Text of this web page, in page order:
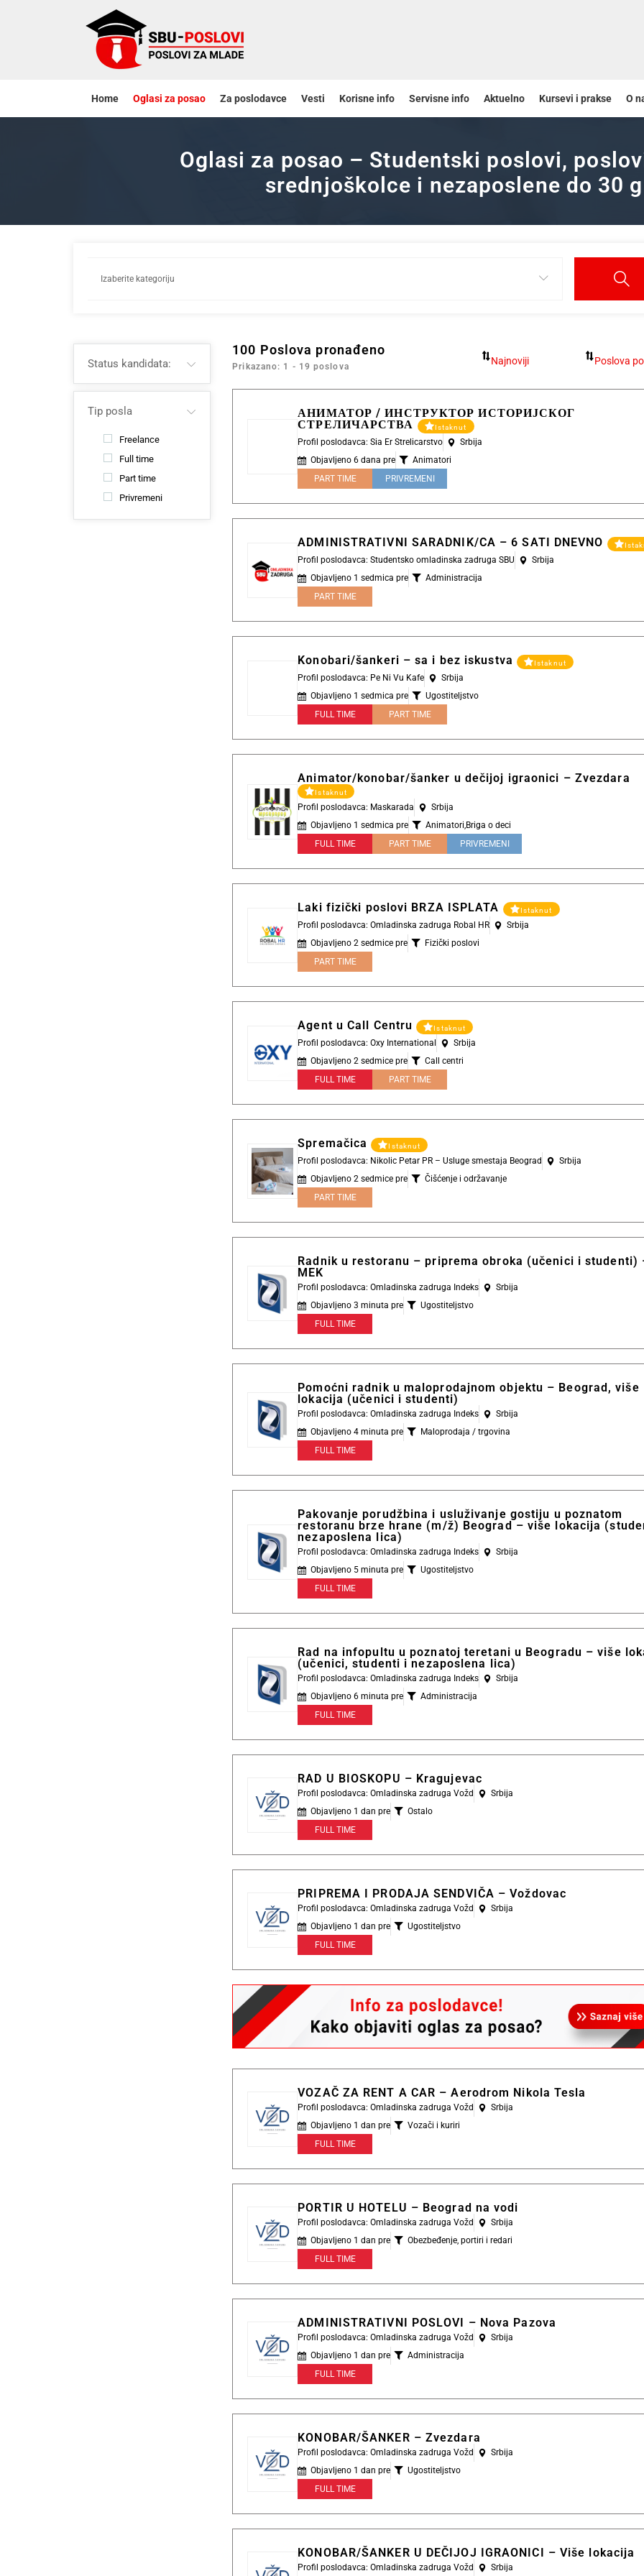
Home Oglasi za posao Za poslodavce Vesti Korisne info Servisne info Aktuelno Kursevi i prakse O
Oglasi za posao – Studentski poslovi,
srednjoškolce i nezaposlene do 30
Status kandidata:
Tip posla
Freelance
Full time
Part time
Privremeni
100 Poslova pronađeno
Prikazano: 1 - 19 poslova
АНИМАТОР / ИНСТРУКТОР ИСТОРИЈСКОГ
СТРЕЛИЧАРСТВА
Istaknut
Profil poslodavca: Sia Er Strelicarstvo
Srbija
Objavljeno 6 dana pre
Animatori
PART TIME
PRIVREMENI
ADMINISTRATIVNI SARADNIK/CA – 6 SATI DNEVNO
Profil poslodavca: Studentsko omladinska zadruga SBU
Srbija
Objavljeno 1 sedmica pre
Administracija
PART TIME
Konobari/šankeri – sa i bez iskustva Istaknut
Profil poslodavca: Pe Ni Vu Kafe
Srbija
Objavljeno 1 sedmica pre
Ugostiteljstvo
FULL TIME
PART TIME
Animator/konobar/šanker u dečijoj igraonici – Zvezdara
Istaknut
Profil poslodavca: Maskarada
Srbija
Objavljeno 1 sedmica pre
Animatori,Briga o deci
FULL TIME
PART TIME PRIVREMENI
Laki fizički poslovi BRZA ISPLATA Istaknut
Profil poslodavca: Omladinska zadruga Robal HR
Srbija
Objavljeno 2 sedmice pre
Fizički poslovi
PART TIME
Agent u Call Centru Istaknut
Profil poslodavca: Oxy International
Srbija
Objavljeno 2 sedmice pre
Call centri
FULL TIME
PART TIME
Spremačica Istaknut
Profil poslodavca: Nikolic Petar PR – Usluge smestaja Beograd
Srbija
Objavljeno 2 sedmice pre
Čišćenje i održavanje
PART TIME
Radnik u restoranu – priprema obroka (učenici i studenti)
MEK
Profil poslodavca: Omladinska zadruga Indeks
Srbija
Objavljeno 3 minuta pre
Ugostiteljstvo
FULL TIME
Pomoćni radnik u maloprodajnom objektu – Beograd, više
lokacija (učenici i studenti)
Profil poslodavca: Omladinska zadruga Indeks
Srbija
Objavljeno 4 minuta pre
Maloprodaja / trgovina
FULL TIME
Pakovanje porudžbina i usluživanje gostiju u poznatom
restoranu brze hrane (m/ž) Beograd – više lokacija
nezaposlena lica)
Profil poslodavca: Omladinska zadruga Indeks
Srbija
Objavljeno 5 minuta pre
Ugostiteljstvo
FULL TIME
Rad na infopultu u poznatoj teretani u Beogradu – više
(učenici, studenti i nezaposlena lica)
Profil poslodavca: Omladinska zadruga Indeks
Srbija
Objavljeno 6 minuta pre
Administracija
FULL TIME
RAD U BIOSKOPU – Kragujevac
Profil poslodavca: Omladinska zadruga Vožd
Srbija
Objavljeno 1 dan pre
Ostalo
FULL TIME
PRIPREMA I PRODAJA SENDVIČA – Voždovac
Profil poslodavca: Omladinska zadruga Vožd
Srbija
Objavljeno 1 dan pre
Ugostiteljstvo
FULL TIME
VOZAČ ZA RENT A CAR – Aerodrom Nikola Tesla
Profil poslodavca: Omladinska zadruga Vožd
Srbija
Objavljeno 1 dan pre
Vozači i kuriri
FULL TIME
PORTIR U HOTELU – Beograd na vodi
Profil poslodavca: Omladinska zadruga Vožd
Srbija
Objavljeno 1 dan pre
Obezbeđenje, portiri i redari
FULL TIME
ADMINISTRATIVNI POSLOVI – Nova Pazova
Profil poslodavca: Omladinska zadruga Vožd
Srbija
Objavljeno 1 dan pre
Administracija
FULL TIME
KONOBAR/ŠANKER – Zvezdara
Profil poslodavca: Omladinska zadruga Vožd
Srbija
Objavljeno 1 dan pre
Ugostiteljstvo
FULL TIME
KONOBAR/ŠANKER U DEČIJOJ IGRAONICI – Više lokacija
Profil poslodavca: Omladinska zadruga Vožd Srbija